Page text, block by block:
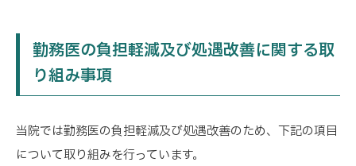
勤務医の負担軽減及び処遇改善に関する取
り組み事項
当院では勤務医の負担軽減及び処遇改善のため、下記の項目
について取り組みを行っています。